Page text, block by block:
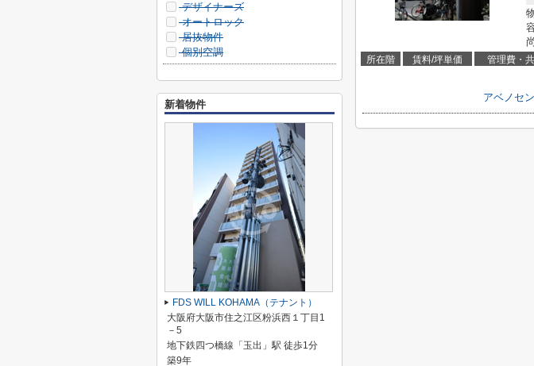
所在階 賃料/坪単価 管理費・
アベノセ
デザイナーズ
オートロック
居抜物件
個別空調
新着物件
FDS WILL KOHAMA（テナント）
大阪府大阪市住之江区粉浜西１丁目1
－5
地下鉄四つ橋線「玉出」駅 徒歩1分
築9年